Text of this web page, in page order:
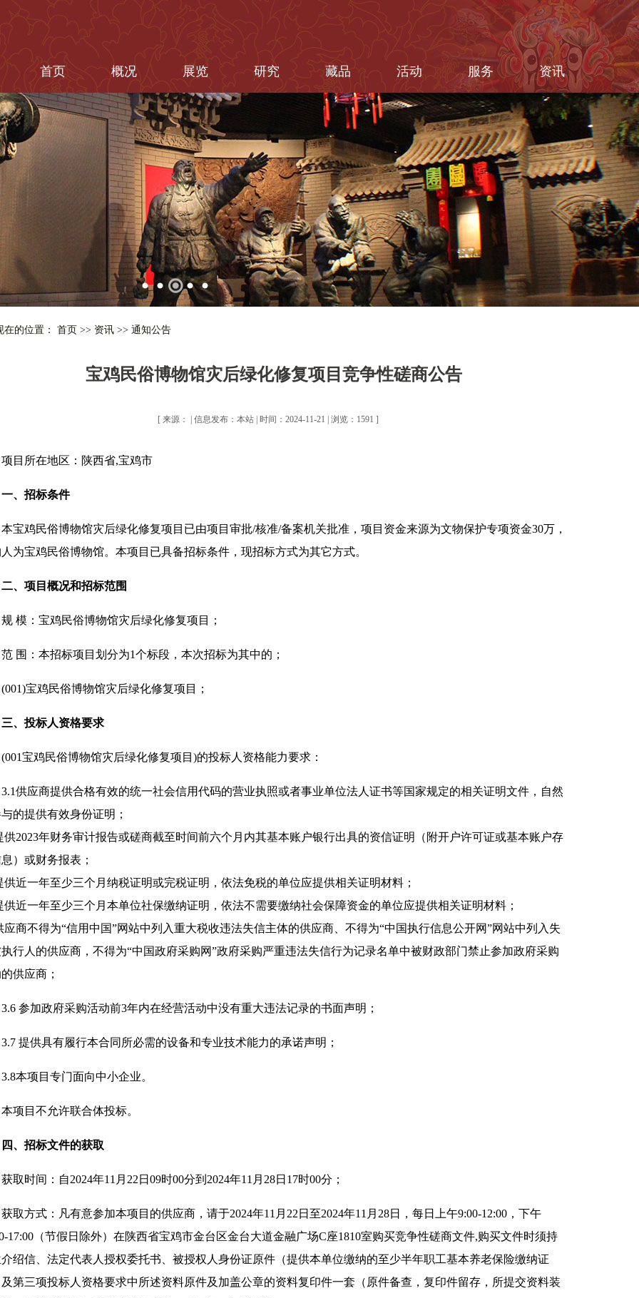
首页 概况 展览 研究 藏品 活动 服务 资讯
在的位置： 首页 >> 资讯 >> 通知公告
宝鸡民俗博物馆灾后绿化修复项目竞争性磋商公告
[ 来源： | 信息发布：本站 | 时间：2024-11-21 | 浏览：1591 ]
项目所在地区：陕西省,宝鸡市
一、招标条件
本宝鸡民俗博物馆灾后绿化修复项目已由项目审批/核准/备案机关批准，项目资金来源为文物保护专项资金30万，
为宝鸡民俗博物馆。本项目已具备招标条件，现招标方式为其它方式。
二、项目概况和招标范围
规 模：宝鸡民俗博物馆灾后绿化修复项目；
范 围：本招标项目划分为1个标段，本次招标为其中的；
(001)宝鸡民俗博物馆灾后绿化修复项目；
三、投标人资格要求
(001宝鸡民俗博物馆灾后绿化修复项目)的投标人资格能力要求：
3.1供应商提供合格有效的统一社会信用代码的营业执照或者事业单位法人证书等国家规定的相关证明文件，自然
的提供有效身份证明；
供2023年财务审计报告或磋商截至时间前六个月内其基本账户银行出具的资信证明（附开户许可证或基本账户存
）或财务报表；
供近一年至少三个月纳税证明或完税证明，依法免税的单位应提供相关证明材料；
供近一年至少三个月本单位社保缴纳证明，依法不需要缴纳社会保障资金的单位应提供相关证明材料；
应商不得为“信用中国”网站中列入重大税收违法失信主体的供应商、不得为“中国执行信息公开网”网站中列入失
行人的供应商，不得为“中国政府采购网”政府采购严重违法失信行为记录名单中被财政部门禁止参加政府采购
供应商；
3.6 参加政府采购活动前3年内在经营活动中没有重大违法记录的书面声明；
3.7 提供具有履行本合同所必需的设备和专业技术能力的承诺声明；
3.8本项目专门面向中小企业。
本项目不允许联合体投标。
四、招标文件的获取
获取时间：自2024年11月22日09时00分到2024年11月28日17时00分；
获取方式：凡有意参加本项目的供应商，请于2024年11月22日至2024年11月28日，每日上午9:00-12:00，下午
17:00（节假日除外）在陕西省宝鸡市金台区金台大道金融广场C座1810室购买竞争性磋商文件,购买文件时须持
绍信、法定代表人授权委托书、被授权人身份证原件（提供本单位缴纳的至少半年职工基本养老保险缴纳证
第三项投标人资格要求中所述资料原件及加盖公章的资料复印件一套（原件备查，复印件留存，所提交资料装